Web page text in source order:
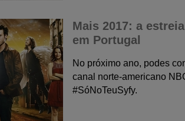
Mais 2017: a
em Portugal
No próximo ano, podes
canal norte-americano
#SóNoTeuSyfy.